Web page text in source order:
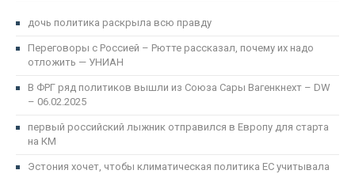
дочь политика раскрыла всю правду
Переговоры с Россией – Рютте рассказал, почему их надо
отложить — УНИАН
В ФРГ ряд политиков вышли из Союза Сары Вагенкнехт – DW
– 06.02.2025
первый российский лыжник отправился в Европу для старта
на КМ
Эстония хочет, чтобы климатическая политика ЕС учитывала